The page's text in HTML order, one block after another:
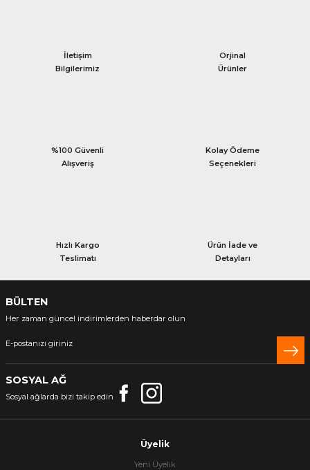
İletişim
Bilgilerimiz
Orjinal
Ürünler
%100 Güvenli
Alışveriş
Kolay Ödeme
Seçenekleri
Hızlı Kargo
Teslimatı
Ürün İade ve
Detayları
BÜLTEN
Her zaman güncel indirimlerden haberdar olun
SOSYAL AĞ
Sosyal ağlarda bizi takip edin
Üyelik
Yeni Üyelik